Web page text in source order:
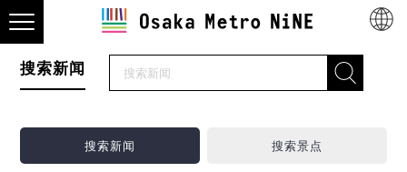
搜索新闻
搜索新闻 搜索景点